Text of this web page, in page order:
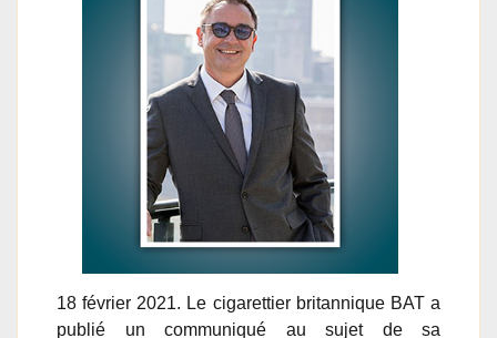
18 février 2021. Le cigarettier britannique BAT a
publié un communiqué au sujet de sa